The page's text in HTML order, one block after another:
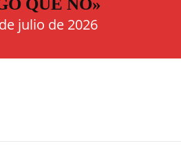
QUE NO»
julio de 2026